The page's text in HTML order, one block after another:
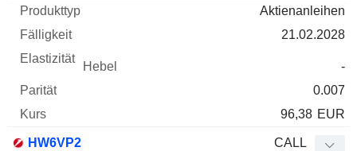
Aktienanleihen
21.02.2028
-
0.007
96,38 EUR
HW6VP2 CALL